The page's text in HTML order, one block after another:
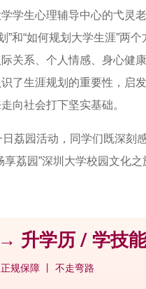
学生心理辅导中心的弋灵
和“如何规划大学生涯”两
关系、个人情感、身心健
了生涯规划的重要性，启
向社会打下坚实基础。
荔园活动，同学们既深刻
荔园”深圳大学校园文化之
升学历 / 学技
规保障 丨 不走弯路